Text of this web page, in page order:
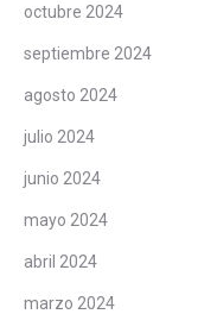
octubre 2024
septiembre 2024
agosto 2024
julio 2024
junio 2024
mayo 2024
abril 2024
marzo 2024